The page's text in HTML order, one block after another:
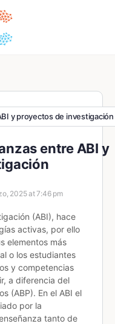
y proyectos de investigación
entre ABI y
2025 at 7:46 pm
(ABI), hace
activas, por ello
elementos más
o los estudiantes
y competencias
a diferencia del
(ABP). En el ABI el
por la
tanto de